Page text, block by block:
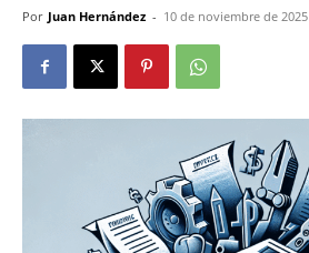
Por Juan Hernández - 10 de noviembre de 2025